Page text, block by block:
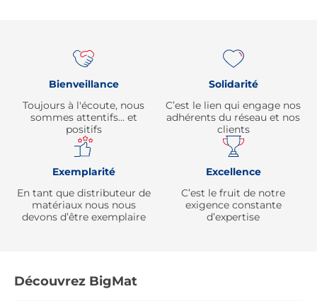
Bienveillance
Toujours à l'écoute, nous
sommes attentifs… et
positifs
Solidarité
C’est le lien qui engage nos
adhérents du réseau et nos
clients
Exemplarité
En tant que distributeur de
matériaux nous nous
devons d’être exemplaire
Excellence
C’est le fruit de notre
exigence constante
d’expertise
Découvrez BigMat